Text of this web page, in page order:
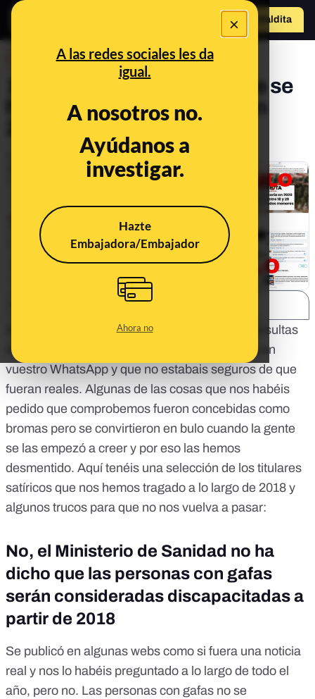
×
A las redes sociales les da
igual.
A nosotros no.
Ayúdanos a
investigar.
Hazte
Embajadora/Embajador
Ahora no
Hazte Maldito
a
10 contenidos satíricos que se
han viralizado como bulo en
Dec 28, 2018, 10:07:52 AM
A lo largo de 2018 hemos recibido miles de consultas
sobre posibles bulos y mensajes que recibíais en
vuestro WhatsApp y que no estabais seguros de que
fueran reales. Algunas de las cosas que nos habéis
pedido que comprobemos fueron concebidas como
bromas pero se convirtieron en bulo cuando la gente
se las empezó a creer y por eso las hemos
desmentido. Aquí tenéis una selección de los titulares
satíricos que nos hemos tragado a lo largo de 2018 y
algunos trucos para que no nos vuelva a pasar:
No, el Ministerio de Sanidad no ha
dicho que las personas con gafas
serán consideradas discapacitadas a
partir de 2018
Se publicó en algunas webs como si fuera una noticia
real y nos lo habéis preguntado a lo largo de todo el
año, pero no. Las personas con gafas no se